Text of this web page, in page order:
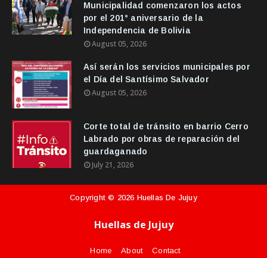
Municipalidad comenzaron los actos
por el 201° aniversario de la
Independencia de Bolivia
August 05, 2026
Así serán los servicios municipales por
el Día del Santísimo Salvador
August 05, 2026
Corte total de tránsito en barrio Cerro
Labrado por obras de reparación del
guardaganado
July 21, 2026
Copyright © 2026 Huellas De Jujuy
Huellas de Jujuy
Home About Contact